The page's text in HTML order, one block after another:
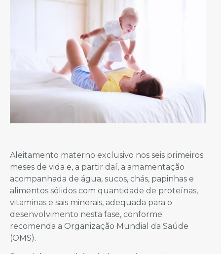
Aleitamento materno exclusivo nos seis primeiros
meses de vida e, a partir daí, a amamentação
acompanhada de água, sucos, chás, papinhas e
alimentos sólidos com quantidade de proteínas,
vitaminas e sais minerais, adequada para o
desenvolvimento nesta fase, conforme
recomenda a Organização Mundial da Saúde
(OMS).